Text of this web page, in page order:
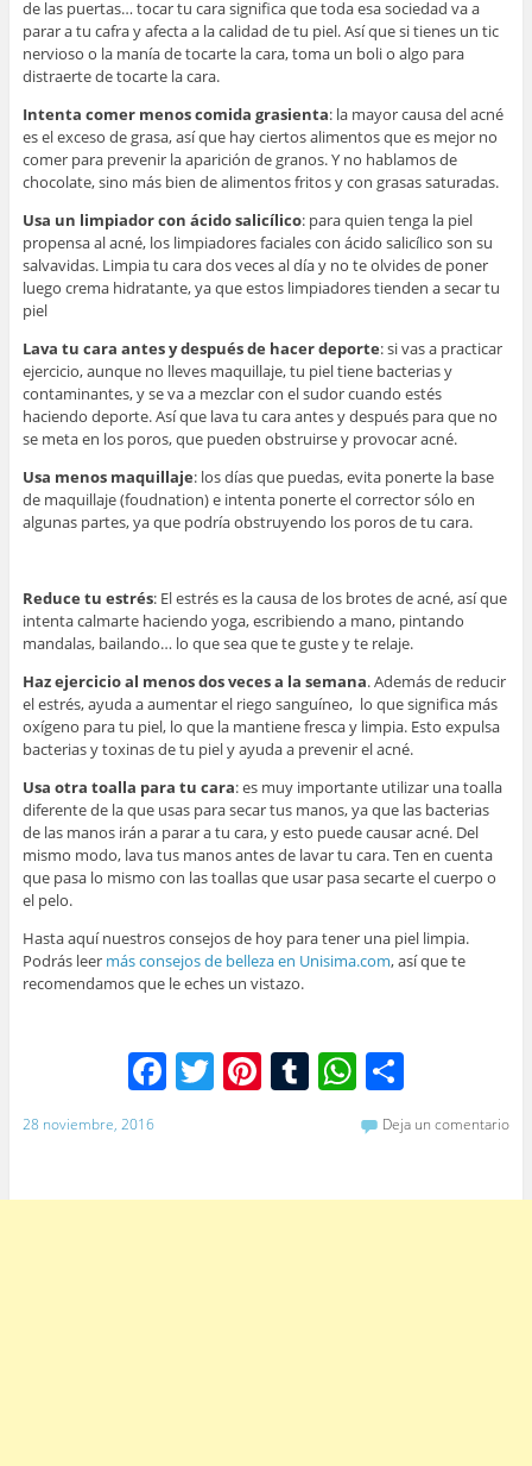
de las puertas… tocar tu cara significa que toda esa sociedad va a
parar a tu cafra y afecta a la calidad de tu piel. Así que si tienes un tic
nervioso o la manía de tocarte la cara, toma un boli o algo para
distraerte de tocarte la cara.
Intenta comer menos comida grasienta: la mayor causa del acné
es el exceso de grasa, así que hay ciertos alimentos que es mejor no
comer para prevenir la aparición de granos. Y no hablamos de
chocolate, sino más bien de alimentos fritos y con grasas saturadas.
Usa un limpiador con ácido salicílico: para quien tenga la piel
propensa al acné, los limpiadores faciales con ácido salicílico son su
salvavidas. Limpia tu cara dos veces al día y no te olvides de poner
luego crema hidratante, ya que estos limpiadores tienden a secar tu
piel
Lava tu cara antes y después de hacer deporte: si vas a practicar
ejercicio, aunque no lleves maquillaje, tu piel tiene bacterias y
contaminantes, y se va a mezclar con el sudor cuando estés
haciendo deporte. Así que lava tu cara antes y después para que no
se meta en los poros, que pueden obstruirse y provocar acné.
Usa menos maquillaje: los días que puedas, evita ponerte la base
de maquillaje (foudnation) e intenta ponerte el corrector sólo en
algunas partes, ya que podría obstruyendo los poros de tu cara.
Reduce tu estrés: El estrés es la causa de los brotes de acné, así que
intenta calmarte haciendo yoga, escribiendo a mano, pintando
mandalas, bailando… lo que sea que te guste y te relaje.
Haz ejercicio al menos dos veces a la semana. Además de reducir
el estrés, ayuda a aumentar el riego sanguíneo, lo que significa más
oxígeno para tu piel, lo que la mantiene fresca y limpia. Esto expulsa
bacterias y toxinas de tu piel y ayuda a prevenir el acné.
Usa otra toalla para tu cara: es muy importante utilizar una toalla
diferente de la que usas para secar tus manos, ya que las bacterias
de las manos irán a parar a tu cara, y esto puede causar acné. Del
mismo modo, lava tus manos antes de lavar tu cara. Ten en cuenta
que pasa lo mismo con las toallas que usar pasa secarte el cuerpo o
el pelo.
Hasta aquí nuestros consejos de hoy para tener una piel limpia.
Podrás leer más consejos de belleza en Unisima.com, así que te
recomendamos que le eches un vistazo.
F T Pi T W
h
at
o
m
28 noviembre, 2016 Deja un comentario